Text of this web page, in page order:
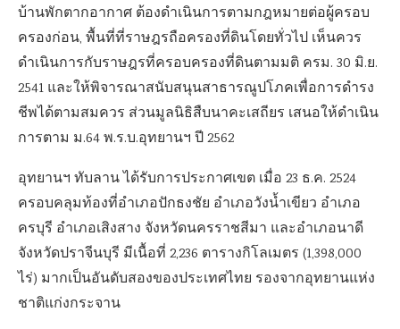
บ้านพักตากอากาศ ต้องดำเนินการตามกฎหมายต่อผู้ครอบ
ครองก่อน, พื้นที่ที่ราษฎรถือครองที่ดินโดยทั่วไป เห็นควร
ดำเนินการกับราษฎรที่ครอบครองที่ดินตามมติ ครม. 30 มิ.ย.
2541 และให้พิจารณาสนับสนุนสาธารณูปโภคเพื่อการดำรง
ชีพได้ตามสมควร ส่วนมูลนิธิสืบนาคะเสถียร เสนอให้ดำเนิน
การตาม ม.64 พ.ร.บ.อุทยานฯ ปี 2562
อุทยานฯ ทับลาน ได้รับการประกาศเขต เมื่อ 23 ธ.ค. 2524
ครอบคลุมท้องที่อำเภอปักธงชัย อำเภอวังน้ำเขียว อำเภอ
ครบุรี อำเภอเสิงสาง จังหวัดนครราชสีมา และอำเภอนาดี
จังหวัดปราจีนบุรี มีเนื้อที่ 2,236 ตารางกิโลเมตร (1,398,000
ไร่) มากเป็นอันดับสองของประเทศไทย รองจากอุทยานแห่ง
ชาติแก่งกระจาน